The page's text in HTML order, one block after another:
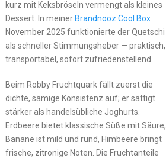
kurz mit Keksbröseln vermengt als kleines
Dessert. In meiner Brandnooz Cool Box
November 2025 funktionierte der Quetschi
als schneller Stimmungsheber — praktisch,
transportabel, sofort zufriedenstellend.
Beim Robby Fruchtquark fällt zuerst die
dichte, sämige Konsistenz auf; er sättigt
stärker als handelsübliche Joghurts.
Erdbeere bietet klassische Süße mit Säure,
Banane ist mild und rund, Himbeere bringt
frische, zitronige Noten. Die Fruchtanteile